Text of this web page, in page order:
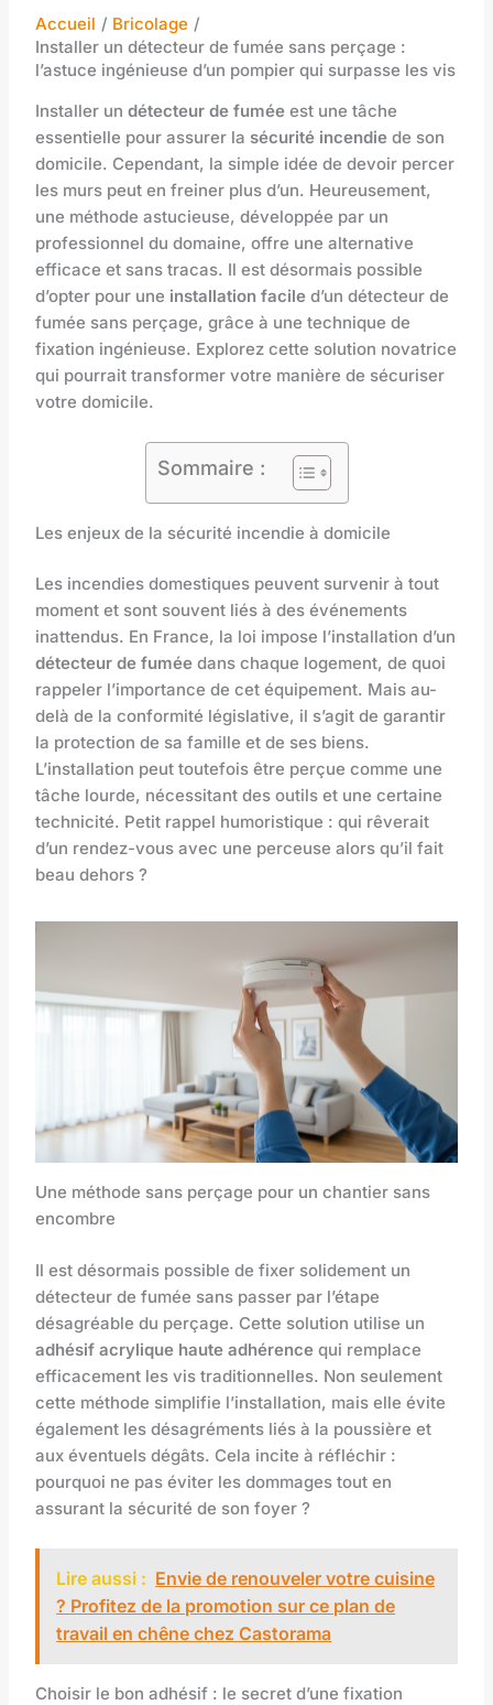
Accueil
Bricolage
Installer un détecteur de fumée sans perçage :
l’astuce ingénieuse d’un pompier qui surpasse les vis
Installer undétecteur de fumée est une tâche
essentielle pour assurer la sécurité incendie de son
domicile. Cependant, la simple idée de devoir percer
les murs peut en freiner plus d’un. Heureusement,
une méthode astucieuse, développée par un
professionnel du domaine, offre une alternative
efficace et sans tracas. Il est désormais possible
d’opter pour une installation facile d’un détecteur de
fumée sans perçage, grâce à une technique de
fixation ingénieuse. Explorez cette solution novatrice
qui pourrait transformer votre manière de sécuriser
votre domicile.
Sommaire :
Les enjeux de la sécurité incendie à domicile
Les incendies domestiques peuvent survenir à tout
moment et sont souvent liés à des événements
inattendus. En France, la loi impose l’installation d’un
détecteur de fumée dans chaque logement, de quoi
rappeler l’importance de cet équipement. Mais au-
delà de la conformité législative, il s’agit de garantir
la protection de sa famille et de ses biens.
L’installation peut toutefois être perçue comme une
tâche lourde, nécessitant des outils et une certaine
technicité. Petit rappel humoristique : qui rêverait
d’un rendez-vous avec une perceuse alors qu’il fait
beau dehors ?
Une méthode sans perçage pour un chantier sans
encombre
Il est désormais possible de fixer solidement un
détecteur de fumée sans passer par l’étape
désagréable du perçage. Cette solution utilise un
adhésif acrylique haute adhérence qui remplace
efficacement les vis traditionnelles. Non seulement
cette méthode simplifie l’installation, mais elle évite
également les désagréments liés à la poussière et
aux éventuels dégâts. Cela incite à réfléchir :
pourquoi ne pas éviter les dommages tout en
assurant la sécurité de son foyer ?
Lire aussi : Envie de renouveler votre cuisine
? Profitez de la promotion sur ce plan de
travail en chêne chez Castorama
Choisir le bon adhésif : le secret d’une fixation